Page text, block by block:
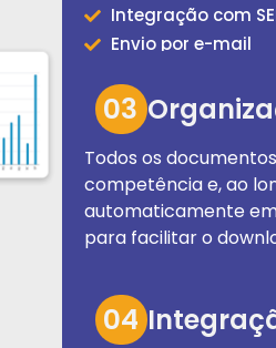
Integração com
Envio por e-mail
03
Todos os
competência e, ao
automaticamente
para facilitar o
04